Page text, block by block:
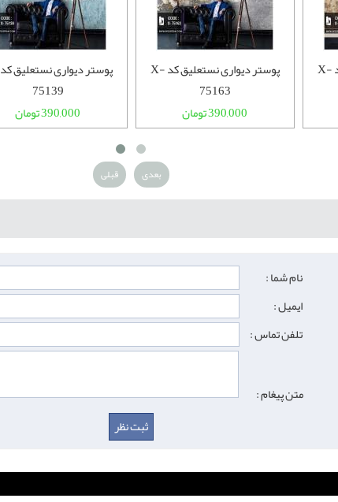
75139
390,000 تومان
پوستر دیواری نستعلیق کد X-
75163
390,000 تومان
پوستر دیواری نستعلیق کد X-
قبلی بعدی
نام شما :
ایمیل :
تلفن تماس :
متن پیغام :